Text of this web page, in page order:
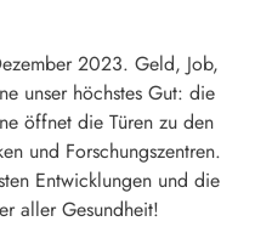
2023. Geld, Job,
unser höchstes Gut: die
öffnet die Türen zu den
und Forschungszentren.
Entwicklungen und die
aller Gesundheit!